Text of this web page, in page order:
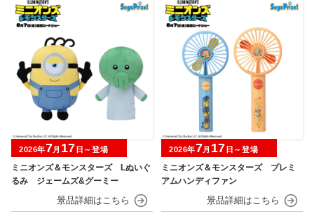
ミニオンズ＆モンスターズ Lぬいぐ
るみ ジェームズ&グーミー
2026年7月 17 日～登場
ミニオンズ＆モンスターズ プレミ
アムハンディファン
2026年7月 17 日～登場